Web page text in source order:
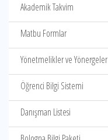
Akademik Takvim
Matbu Formlar
Yönetmelikler ve Yönergeler
Öğrenci Bilgi Sistemi
Danışman Listesi